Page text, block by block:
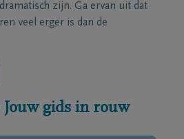
zijn. Ga ervan uit dat
veel erger is dan de
gids in rouw